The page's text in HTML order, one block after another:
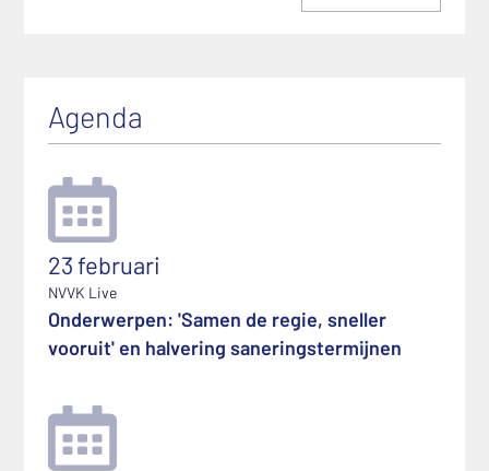
Agenda
23 februari
NVVK Live
Onderwerpen: 'Samen de regie, sneller
vooruit' en halvering saneringstermijnen